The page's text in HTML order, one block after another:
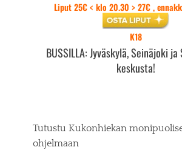
Liput 25€ < klo 20.30 > 27€ ,
K18
BUSSILLA: Jyväskylä, Seinäjoki
keskusta!
Tutustu Kukonhiekan
ohjelmaan